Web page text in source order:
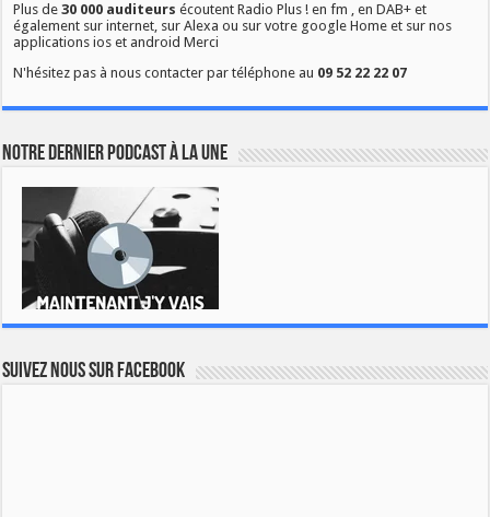
Plus de30 000 auditeurs écoutent Radio Plus ! en fm , en DAB+ et
également sur internet, sur Alexa ou sur votre google Home et sur nos
applications ios et android Merci
N'hésitez pas à nous contacter par téléphone au 09 52 22 22 07
Notre dernier podcast à la une
Suivez nous sur Facebook